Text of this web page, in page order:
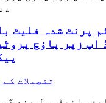
پرنٹ شدہ فلیٹ
اپ زپر پاؤچ
تفصیلات